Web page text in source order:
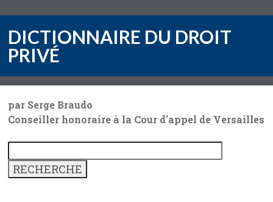
DICTIONNAIRE DU DROIT
PRIVÉ
par Serge Braudo
Conseiller honoraire à la Cour d'appel de Versailles